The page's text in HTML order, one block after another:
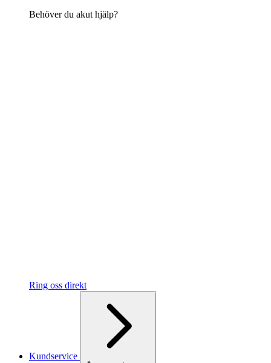
Behöver du akut hjälp?
Ring oss direkt
Kundservice